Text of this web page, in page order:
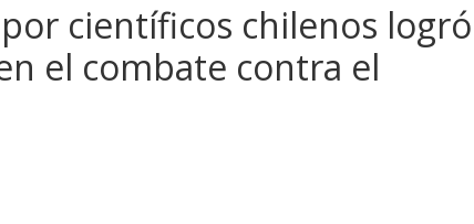
científicos chilenos logró
el combate contra el